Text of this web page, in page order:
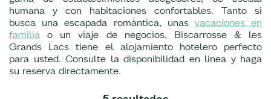
humana y con habitaciones confortables. Tanto si
busca una escapada romántica, unas vacaciones en
familia o un viaje de negocios, Biscarrosse & les
Grands Lacs tiene el alojamiento hotelero perfecto
para usted. Consulte la disponibilidad en línea y haga
su reserva directamente.